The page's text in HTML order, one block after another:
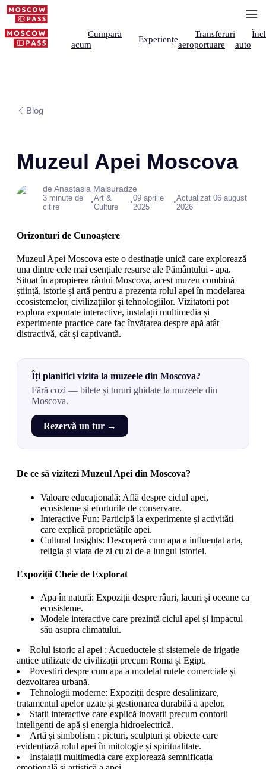
Cumpara
acum
Experiențe
Transferuri
aeroportuare
auto
Blog
Muzeul Apei Moscova
de Anastasia Maisuradze
3 minute de
citire
•Art &
Culture
•09 aprilie
2025
•Actualizat 06 august
2026
Orizonturi de Cunoaștere
Muzeul Apei Moscova este o destinație unică care explorează
una dintre cele mai esențiale resurse ale Pământului - apa.
Situat în apropierea râului Moscova, acest muzeu combină
știință, istorie și artă pentru a prezenta rolul apei în modelarea
ecosistemelor, civilizațiilor și tehnologiilor. Vizitatorii pot
explora exponate interactive, instalații multimedia și
experimente practice care fac învățarea despre apă atât
distractivă, cât și captivantă.
Îți planifici vizita la muzeele din Moscova?
Fără cozi — bilete și tururi ghidate la muzeele din
Moscova.
Rezervă un tur →
De ce să vizitezi Muzeul Apei din Moscova?
Valoare educațională: Află despre ciclul apei,
ecosisteme și eforturile de conservare.
Interactive Fun: Participă la experimente și activități
care explică proprietățile apei.
Cultural Insights: Descoperă cum apa a influențat arta,
religia și viața de zi cu zi de-a lungul istoriei.
Expoziții Cheie de Explorat
Apa în natură: Expoziții despre râuri, lacuri și oceane ca
ecosisteme.
Modele interactive care prezintă ciclul apei și impactul
său asupra climatului.
Rolul istoric al apei : Acueductele și sistemele de irigație
antice utilizate de civilizații precum Roma și Egipt.
Povestiri despre cum apa a modelat rutele comerciale și
dezvoltarea urbană.
Tehnologii moderne: Expoziții despre desalinizare,
tratamentul apelor uzate și gestionarea durabilă a apelor.
Stații interactive care explică inovații precum contorii
inteligenți de apă și energia hidroelectrică.
Artă și simbolism : picturi, sculpturi și obiecte care
evidențiază rolul apei în mitologie și spiritualitate.
Instalații multimedia care explorează semnificația